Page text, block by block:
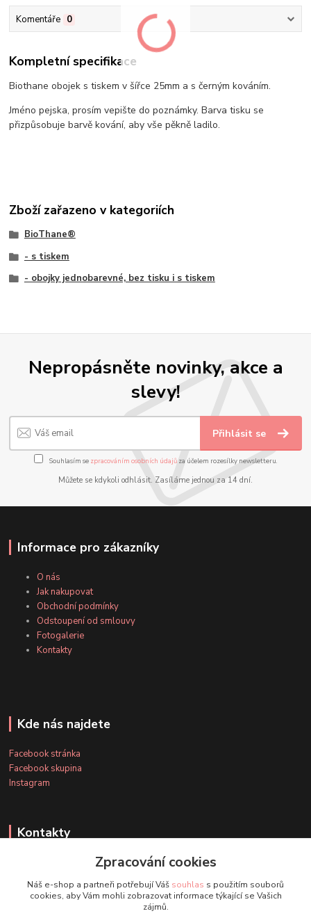
Komentáře 0
Kompletní specifikace
Biothane obojek s tiskem v šířce 25mm a s černým kováním.
Jméno pejska, prosím vepište do poznámky. Barva tisku se
přizpůsobuje barvě kování, aby vše pěkně ladilo.
Zboží zařazeno v kategoriích
BioThane®
- s tiskem
- obojky jednobarevné, bez tisku i s tiskem
Nepropásněte novinky, akce a
slevy!
Přihlásit se
Souhlasím se zpracováním osobních údajůza účelem rozesílky newsletteru.
Můžete se kdykoli odhlásit. Zasíláme jednou za 14 dní.
Informace pro zákazníky
O nás
Jak nakupovat
Obchodní podmínky
Odstoupení od smlouvy
Fotogalerie
Kontakty
Kde nás najdete
Facebook stránka
Facebook skupina
Instagram
Kontakty
+420 607 163 127
(Po-Pá, 8-20 hod., So-Ne, 8-14 hod.)
Zpracování cookies
Náš e-shop a partneři potřebují Váš souhlas s použitím souborů
cookies, aby Vám mohli zobrazovat informace týkající se Vašich
zájmů.